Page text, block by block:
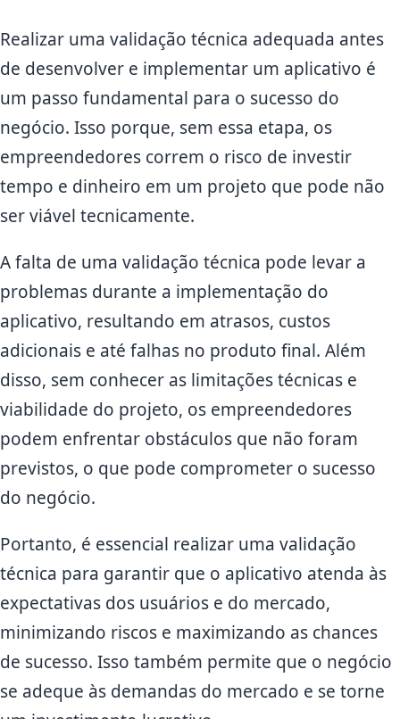
Realizar uma validação técnica adequada antes
de desenvolver e implementar um aplicativo é
um passo fundamental para o sucesso do
negócio. Isso porque, sem essa etapa, os
empreendedores correm o risco de investir
tempo e dinheiro em um projeto que pode não
ser viável tecnicamente.
A falta de uma validação técnica pode levar a
problemas durante a implementação do
aplicativo, resultando em atrasos, custos
adicionais e até falhas no produto final. Além
disso, sem conhecer as limitações técnicas e
viabilidade do projeto, os empreendedores
podem enfrentar obstáculos que não foram
previstos, o que pode comprometer o sucesso
do negócio.
Portanto, é essencial realizar uma validação
técnica para garantir que o aplicativo atenda às
expectativas dos usuários e do mercado,
minimizando riscos e maximizando as chances
de sucesso. Isso também permite que o negócio
se adeque às demandas do mercado e se torne